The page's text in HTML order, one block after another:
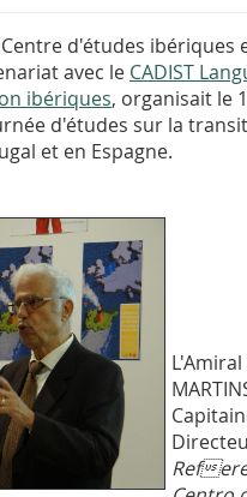
d'études ibériques
avec le CADIST
ibériques, organisait le
d'études sur la
et en Espagne.
Ref